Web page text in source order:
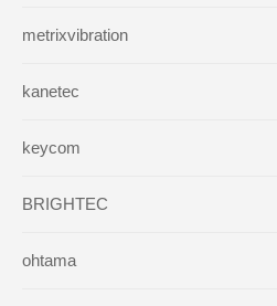
metrixvibration
kanetec
keycom
BRIGHTEC
ohtama